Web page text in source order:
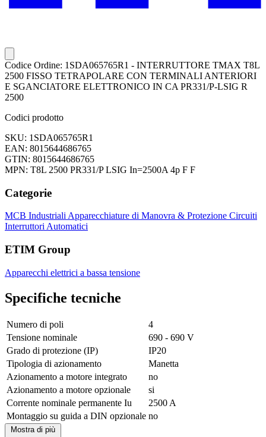
Codice Ordine: 1SDA065765R1 - INTERRUTTORE TMAX T8L
2500 FISSO TETRAPOLARE CON TERMINALI ANTERIORI
E SGANCIATORE ELETTRONICO IN CA PR331/P-LSIG R
2500
Codici prodotto
SKU: 1SDA065765R1
EAN: 8015644686765
GTIN: 8015644686765
MPN: T8L 2500 PR331/P LSIG In=2500A 4p F F
Categorie
MCB Industriali Apparecchiature di Manovra & Protezione Circuiti
Interruttori Automatici
ETIM Group
Apparecchi elettrici a bassa tensione
Specifiche tecniche
Numero di poli
4
Tensione nominale
690 - 690 V
Grado di protezione (IP)
IP20
Tipologia di azionamento
Manetta
Azionamento a motore integrato
no
Azionamento a motore opzionale
si
Corrente nominale permanente Iu
2500 A
Montaggio su guida a DIN opzionale no
Mostra di più